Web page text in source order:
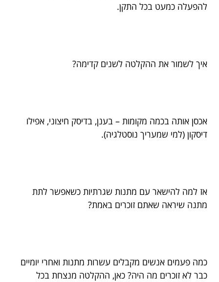
להפעלה כמעט בכל התקן.
איך לשמור את ההקלטה לשנים קדימה?
אכסן אותה בכמה מקומות – בענן, בדיסק חיצוני, אפילו
דיסקון (למי שמעריך נוסטלגיה).
אז למה להישאר עם מתנות שגרתיות כשאפשר לתת
מתנה שיראה שאתם זוכרים באמת?
כמה פעמים אנשים מקבלים עשרות מתנות ואחרי יומיים
כבר לא זוכרים מה היה? כאן, ההקלטה מנצחת בכל